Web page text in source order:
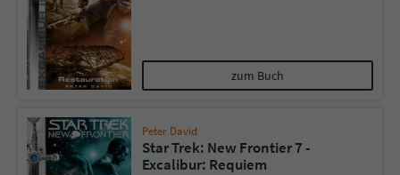
zum Buch
Peter David
Star Trek: New Frontier 7 -
Excalibur: Requiem